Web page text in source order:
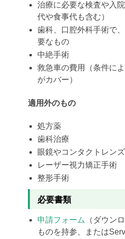
治療に必要な検査や入
代や食事代も含む）
歯科、口腔外科手術で
要なもの
中絶手術
救急車の費用（条件に
がカバー）
適用外のもの
処方薬
歯科治療
眼鏡やコンタクトレンズ
レーザー視力矯正手術
整形手術
必要書類
申請フォーム
（ダウン
ものを持参、または